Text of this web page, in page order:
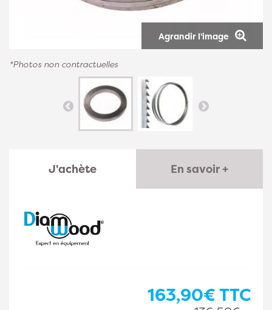
Agrandir l'image
*Photos non contractuelles
J'achète En savoir +
163,90€TTC